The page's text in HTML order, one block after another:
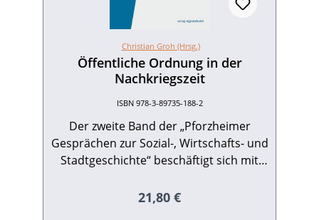
Christian Groh (Hrsg.)
Öffentliche Ordnung in der
Nachkriegszeit
ISBN 978-3-89735-188-2
Der zweite Band der „Pforzheimer
Gesprächen zur Sozial-, Wirtschafts- und
Stadtgeschichte“ beschäftigt sich mit
Inhalt von Vorträgen und Diskussionen
Regulärer Preis:
21,80 €